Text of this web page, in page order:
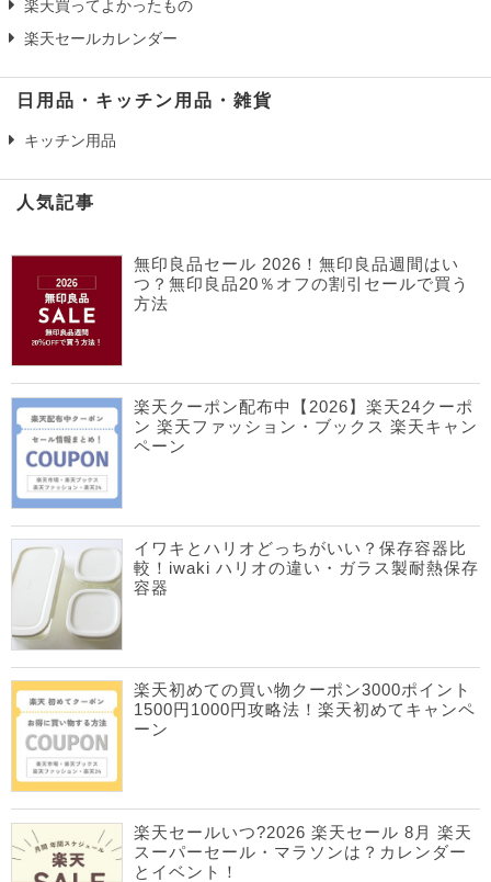
楽天買ってよかったもの
楽天セールカレンダー
日用品・キッチン用品・雑貨
キッチン用品
人気記事
無印良品セール 2026！無印良品週間はい
つ？無印良品20％オフの割引セールで買う
方法
楽天クーポン配布中【2026】楽天24クーポ
ン 楽天ファッション・ブックス 楽天キャン
ペーン
イワキとハリオどっちがいい？保存容器比
較！iwaki ハリオの違い・ガラス製耐熱保存
容器
楽天初めての買い物クーポン3000ポイント
1500円1000円攻略法！楽天初めてキャンペ
ーン
楽天セールいつ?2026 楽天セール 8月 楽天
スーパーセール・マラソンは？カレンダー
とイベント！